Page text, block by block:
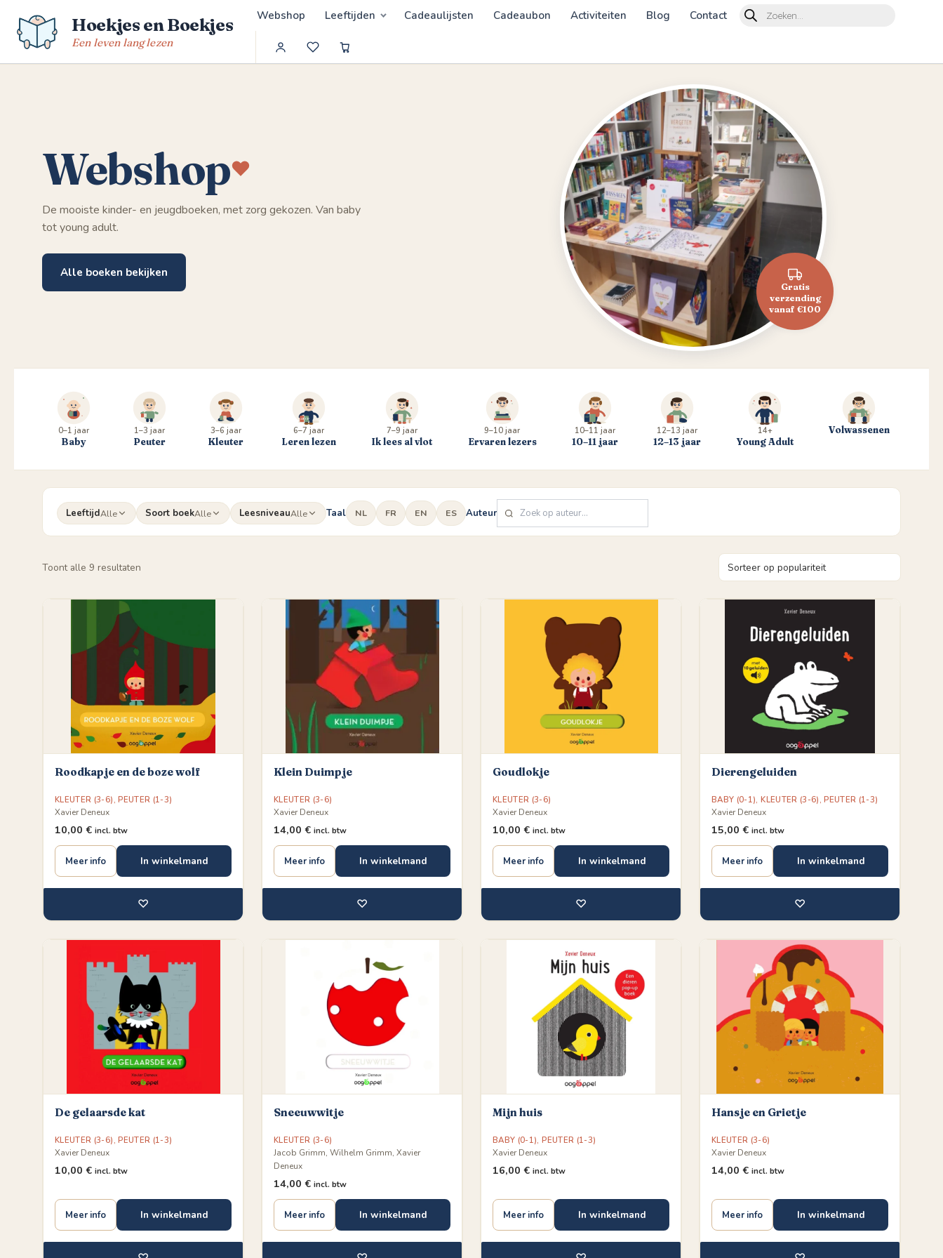
naar
inhoud
Hoekjes en Boekjes
Een leven lang lezen
Webshop Leeftijden Cadeaulijsten Cadeaubon Activiteiten Blog Contact
Products
search
Webshop
De mooiste kinder- en jeugdboeken, met zorg gekozen. Van baby
tot young adult.
Alle boeken bekijken
Gratis
verzending
vanaf €100
0–1 jaar
Baby
1–3 jaar
Peuter
3–6 jaar
Kleuter
6–7 jaar
Leren lezen
7–9 jaar
Ik lees al vlot
9–10 jaar
Ervaren lezers
10–11 jaar
10–11 jaar
12–13 jaar
12–13 jaar
14+
Young Adult
Volwassenen
LeeftijdAlle Soort boekAlle LeesniveauAlle Taal NL FR EN ES Auteur
Toont alle 9 resultaten
Roodkapje en de boze wolf
KLEUTER (3-6),PEUTER (1-3)
Xavier Deneux
10,00 € incl. btw
Meer info In winkelmand
♡
Klein Duimpje
KLEUTER (3-6)
Xavier Deneux
14,00 € incl. btw
Meer info In winkelmand
♡
Goudlokje
KLEUTER (3-6)
Xavier Deneux
10,00 € incl. btw
Meer info In winkelmand
♡
Dierengeluiden
BABY (0-1),KLEUTER (3-6),PEUTER (1-3)
Xavier Deneux
15,00 € incl. btw
Meer info In winkelmand
♡
De gelaarsde kat
KLEUTER (3-6),PEUTER (1-3)
Xavier Deneux
10,00 € incl. btw
Meer info In winkelmand
Sneeuwwitje
KLEUTER (3-6)
Jacob Grimm, Wilhelm Grimm, Xavier
Deneux
14,00 € incl. btw
Meer info In winkelmand
Mijn huis
BABY (0-1),PEUTER (1-3)
Xavier Deneux
16,00 € incl. btw
Meer info In winkelmand
Hansje en Grietje
KLEUTER (3-6)
Xavier Deneux
14,00 € incl. btw
Meer info In winkelmand